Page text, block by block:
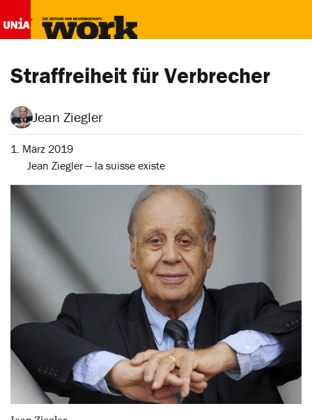
Straffreiheit für Verbrecher
Jean Ziegler
1. März 2019
Jean Ziegler ‒ la suisse existe